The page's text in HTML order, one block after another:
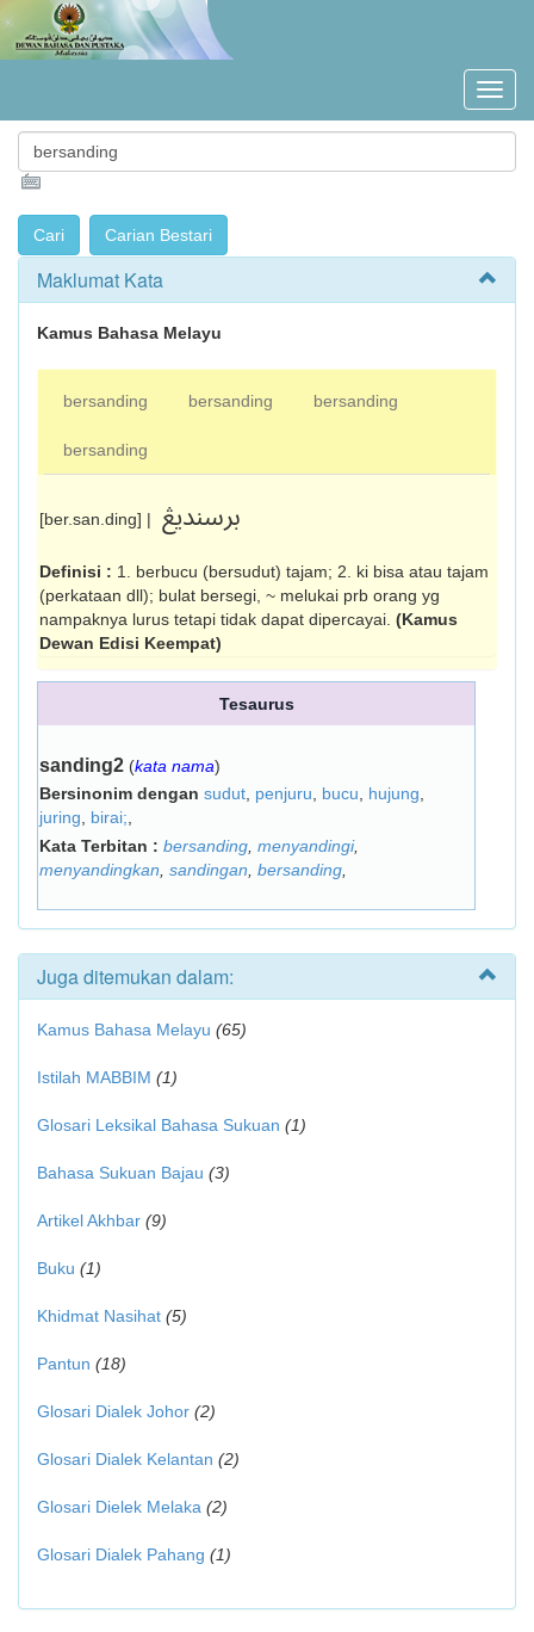
Maklumat Kata
Kamus Bahasa Melayu
bersanding bersanding bersanding
bersanding
[ber.san.ding] | برسنديڠ
Definisi : 1. berbucu (bersudut) tajam; 2. ki bisa atau tajam
(perkataan dll); bulat bersegi, ~ melukai prb orang yg
nampaknya lurus tetapi tidak dapat dipercayai. (Kamus
Dewan Edisi Keempat)
Tesaurus
sanding2 (kata nama)
Bersinonim dengan sudut penjuru bucu hujung
juring
birai;
Kata Terbitan : bersanding menyandingi,
menyandingkan sandingan bersanding
Juga ditemukan dalam:
Kamus Bahasa Melayu (65)
Istilah MABBIM (1)
Glosari Leksikal Bahasa Sukuan (1)
Bahasa Sukuan Bajau (3)
Artikel Akhbar (9)
Buku (1)
Khidmat Nasihat (5)
Pantun (18)
Glosari Dialek Johor (2)
Glosari Dialek Kelantan (2)
Glosari Dielek Melaka (2)
Glosari Dialek Pahang (1)